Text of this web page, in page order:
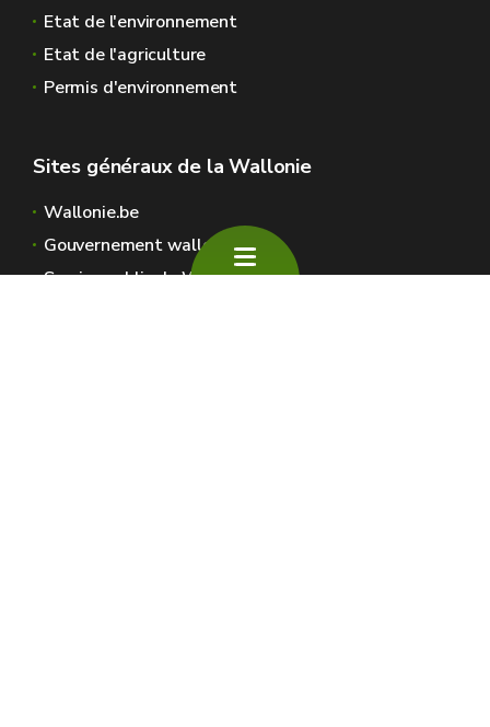
Etat de l'environnement
Etat de l'agriculture
Permis d'environnement
Sites généraux de la Wallonie
Wallonie.be
Gouvernement wallon
Service public de Wallonie